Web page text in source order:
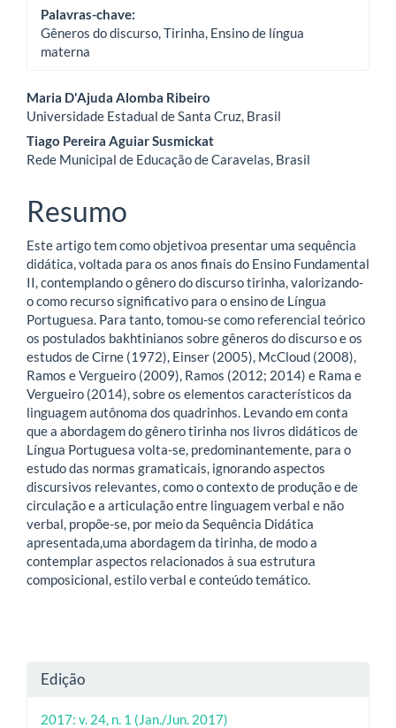
Palavras-chave:
Gêneros do discurso, Tirinha, Ensino de língua
materna
Conteúdo
do
artigo
principal
Maria D'Ajuda Alomba Ribeiro
Universidade Estadual de Santa Cruz, Brasil
Tiago Pereira Aguiar Susmickat
Rede Municipal de Educação de Caravelas, Brasil
Resumo
Este artigo tem como objetivoa presentar uma sequência
didática, voltada para os anos finais do Ensino Fundamental
II, contemplando o gênero do discurso tirinha, valorizando-
o como recurso significativo para o ensino de Língua
Portuguesa. Para tanto, tomou-se como referencial teórico
os postulados bakhtinianos sobre gêneros do discurso e os
estudos de Cirne (1972), Einser (2005), McCloud (2008),
Ramos e Vergueiro (2009), Ramos (2012; 2014) e Rama e
Vergueiro (2014), sobre os elementos característicos da
linguagem autônoma dos quadrinhos. Levando em conta
que a abordagem do gênero tirinha nos livros didáticos de
Língua Portuguesa volta-se, predominantemente, para o
estudo das normas gramaticais, ignorando aspectos
discursivos relevantes, como o contexto de produção e de
circulação e a articulação entre linguagem verbal e não
verbal, propõe-se, por meio da Sequência Didática
apresentada,uma abordagem da tirinha, de modo a
contemplar aspectos relacionados à sua estrutura
composicional, estilo verbal e conteúdo temático.
Detalhes
do
Edição
2017: v. 24, n. 1 (Jan./Jun. 2017)